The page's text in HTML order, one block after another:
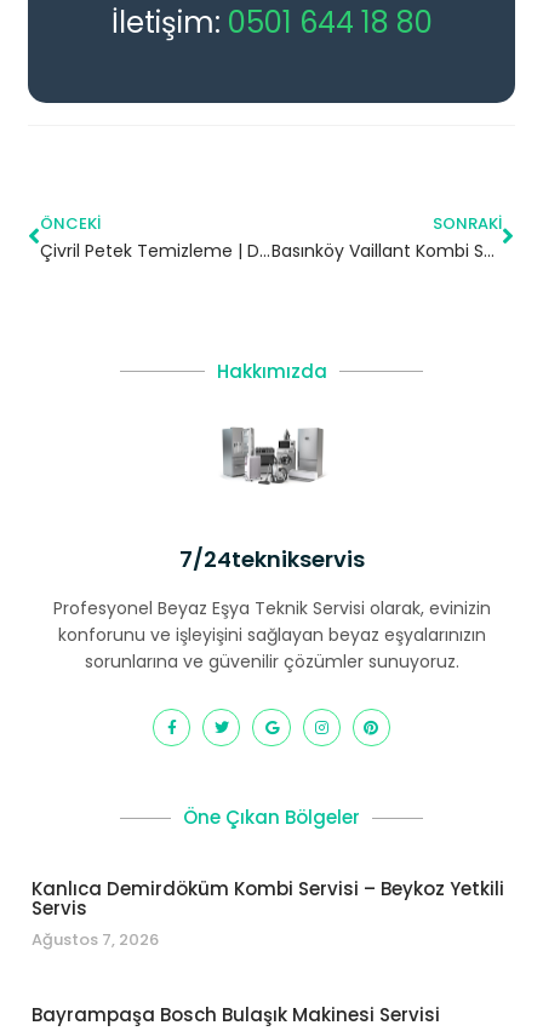
İletişim: 0501 644 18 80
ÖNCEKI
Çivril Petek Temizleme | Denizli
SONRAKI
Basınköy Vaillant Kombi Servisi – Bakırköy Yetkili Servis
Hakkımızda
7/24teknikservis
Profesyonel Beyaz Eşya Teknik Servisi olarak, evinizin
konforunu ve işleyişini sağlayan beyaz eşyalarınızın
sorunlarına ve güvenilir çözümler sunuyoruz.
Öne Çıkan Bölgeler
Kanlıca Demirdöküm Kombi Servisi – Beykoz Yetkili
Servis
Ağustos 7, 2026
Bayrampaşa Bosch Bulaşık Makinesi Servisi